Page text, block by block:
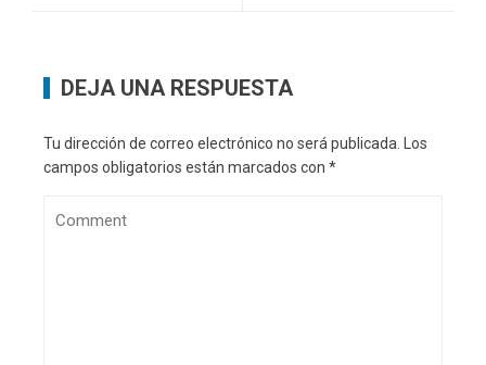
DEJA UNA RESPUESTA
Tu dirección de correo electrónico no será publicada. Los
campos obligatorios están marcados con *